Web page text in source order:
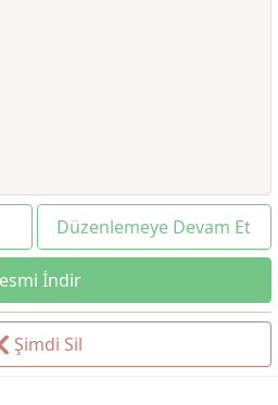
Düzenlemeye Devam Et
İndir
Şimdi Sil